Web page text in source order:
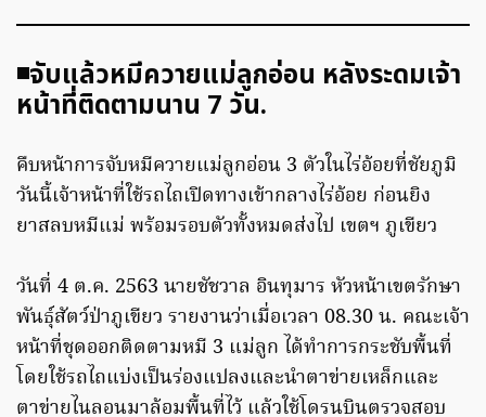
◾️จับแล้วหมีควายแม่ลูกอ่อน หลังระดมเจ้า
หน้าที่ติดตามนาน 7 วัน.
คืบหน้าการจับหมีควายแม่ลูกอ่อน 3 ตัวในไร่อ้อยที่ชัยภูมิ
วันนี้เจ้าหน้าที่ใช้รถไถเปิดทางเข้ากลางไร่อ้อย ก่อนยิง
ยาสลบหมีแม่ พร้อมรอบตัวทั้งหมดส่งไป เขตฯ ภูเขียว
วันที่​ 4 ต.ค. 2563 นายชัชวาล​ อินทุมาร​ หัวหน้าเขตรักษา
พันธุ์สัตว์ป่าภูเขียว รายงานว่าเมื่อเวลา 08.30​ น.​ คณะเจ้า
หน้าที่ชุดออกติดตามหมี 3 แม่ลูก ได้ทำการกระชับพื้นที่
โดยใช้รถไถแบ่งเป็นร่องแปลงและนำตาข่ายเหล็กและ
ตาข่ายไนลอนมาล้อมพื้นที่ไว้​ แล้วใช้โดรนบินตรวจสอบ